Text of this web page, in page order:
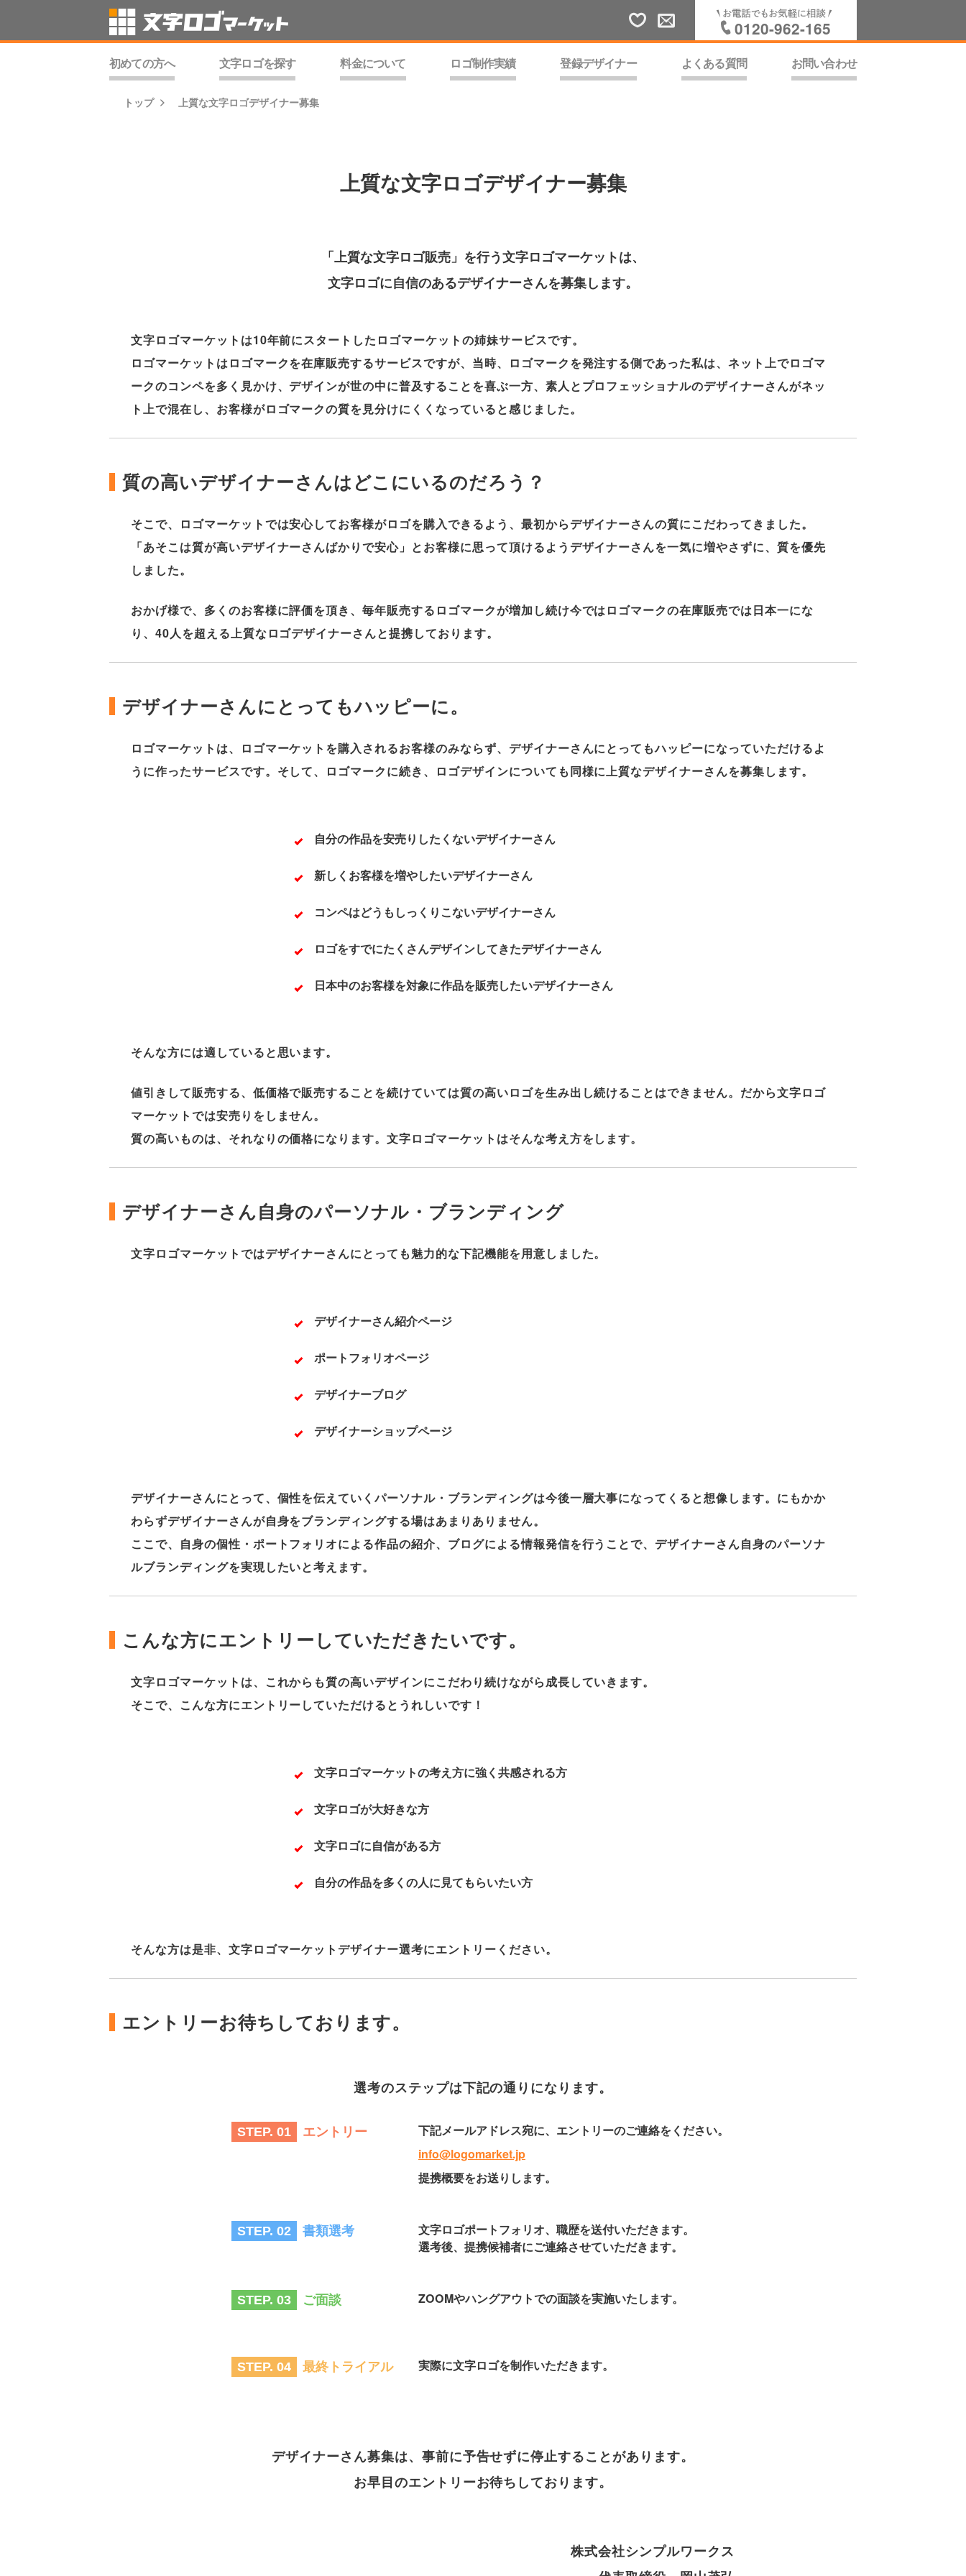
0120-962-165
初めての方へ 文字ロゴを探す 料金について ロゴ制作実績 登録デザイナー よくある質問 お問い合わせ
トップ 上質な文字ロゴデザイナー募集
上質な文字ロゴデザイナー募集
「上質な文字ロゴ販売」を行う文字ロゴマーケットは、
文字ロゴに自信のあるデザイナーさんを募集します。
文字ロゴマーケットは10年前にスタートしたロゴマーケットの姉妹サービスです。
ロゴマーケットはロゴマークを在庫販売するサービスですが、当時、ロゴマークを発注する側であった私は、ネット上でロゴマ
ークのコンペを多く見かけ、デザインが世の中に普及することを喜ぶ一方、素人とプロフェッショナルのデザイナーさんがネッ
ト上で混在し、お客様がロゴマークの質を見分けにくくなっていると感じました。
質の高いデザイナーさんはどこにいるのだろう？
そこで、ロゴマーケットでは安心してお客様がロゴを購入できるよう、最初からデザイナーさんの質にこだわってきました。
「あそこは質が高いデザイナーさんばかりで安心」とお客様に思って頂けるようデザイナーさんを一気に増やさずに、質を優先
しました。
おかげ様で、多くのお客様に評価を頂き、毎年販売するロゴマークが増加し続け今ではロゴマークの在庫販売では日本一にな
り、40人を超える上質なロゴデザイナーさんと提携しております。
デザイナーさんにとってもハッピーに。
ロゴマーケットは、ロゴマーケットを購入されるお客様のみならず、デザイナーさんにとってもハッピーになっていただけるよ
うに作ったサービスです。そして、ロゴマークに続き、ロゴデザインについても同様に上質なデザイナーさんを募集します。
自分の作品を安売りしたくないデザイナーさん
新しくお客様を増やしたいデザイナーさん
コンペはどうもしっくりこないデザイナーさん
ロゴをすでにたくさんデザインしてきたデザイナーさん
日本中のお客様を対象に作品を販売したいデザイナーさん
そんな方には適していると思います。
値引きして販売する、低価格で販売することを続けていては質の高いロゴを生み出し続けることはできません。だから文字ロゴ
マーケットでは安売りをしません。
質の高いものは、それなりの価格になります。文字ロゴマーケットはそんな考え方をします。
デザイナーさん自身のパーソナル・ブランディング
文字ロゴマーケットではデザイナーさんにとっても魅力的な下記機能を用意しました。
デザイナーさん紹介ページ
ポートフォリオページ
デザイナーブログ
デザイナーショップページ
デザイナーさんにとって、個性を伝えていくパーソナル・ブランディングは今後一層大事になってくると想像します。にもかか
わらずデザイナーさんが自身をブランディングする場はあまりありません。
ここで、自身の個性・ポートフォリオによる作品の紹介、ブログによる情報発信を行うことで、デザイナーさん自身のパーソナ
ルブランディングを実現したいと考えます。
こんな方にエントリーしていただきたいです。
文字ロゴマーケットは、これからも質の高いデザインにこだわり続けながら成長していきます。
そこで、こんな方にエントリーしていただけるとうれしいです！
文字ロゴマーケットの考え方に強く共感される方
文字ロゴが大好きな方
文字ロゴに自信がある方
自分の作品を多くの人に見てもらいたい方
そんな方は是非、文字ロゴマーケットデザイナー選考にエントリーください。
エントリーお待ちしております。
選考のステップは下記の通りになります。
STEP. 01 エントリー
下記メールアドレス宛に、エントリーのご連絡をください。
info@logomarket.jp
提携概要をお送りします。
STEP. 02 書類選考
文字ロゴポートフォリオ、職歴を送付いただきます。
選考後、提携候補者にご連絡させていただきます。
STEP. 03 ご面談 ZOOMやハングアウトでの面談を実施いたします。
STEP. 04 最終トライアル 実際に文字ロゴを制作いただきます。
デザイナーさん募集は、事前に予告せずに停止することがあります。
お早目のエントリーお待ちしております。
株式会社シンプルワークス